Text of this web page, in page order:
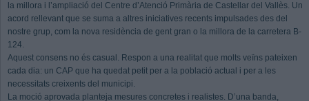
la millora i l’ampliació del Centre d’Atenció Primària de Castellar del Vallès. Un
acord rellevant que se suma a altres iniciatives recents impulsades des del
nostre grup, com la nova residència de gent gran o la millora de la carretera B-
124.
Aquest consens no és casual. Respon a una realitat que molts veïns pateixen
cada dia: un CAP que ha quedat petit per a la població actual i per a les
necessitats creixents del municipi.
La moció aprovada planteja mesures concretes i realistes. D’una banda,